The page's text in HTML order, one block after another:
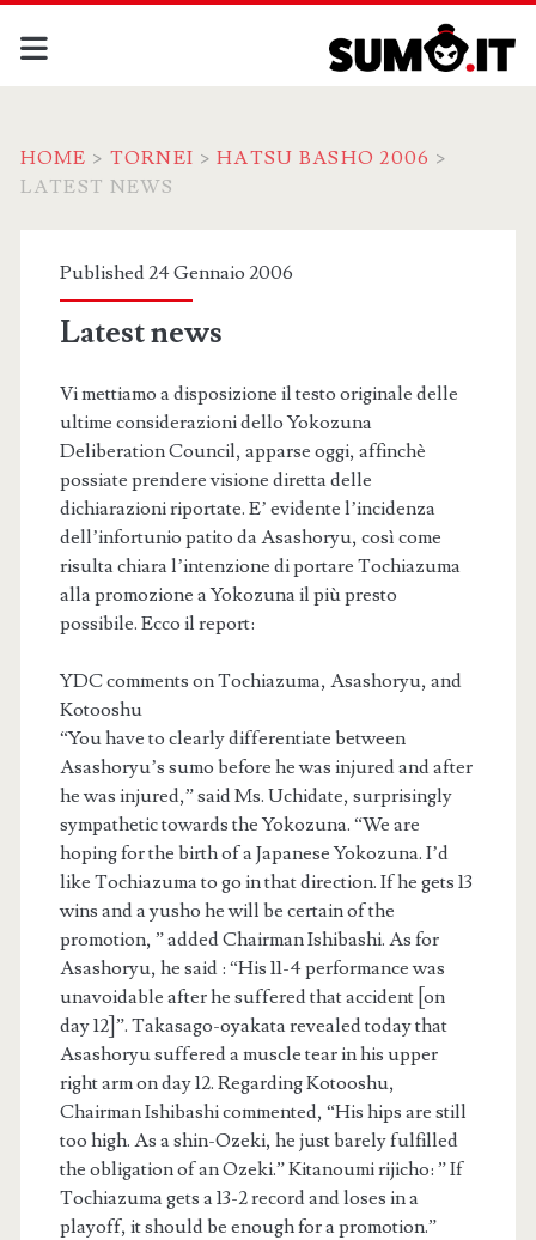
HOME > TORNEI >HATSU BASHO 2006 >
LATEST NEWS
Published 24 Gennaio 2006
Latest news
Vi mettiamo a disposizione il testo originale delle
ultime considerazioni dello Yokozuna
Deliberation Council, apparse oggi, affinchè
possiate prendere visione diretta delle
dichiarazioni riportate. E’ evidente l’incidenza
dell’infortunio patito da Asashoryu, così come
risulta chiara l’intenzione di portare Tochiazuma
alla promozione a Yokozuna il più presto
possibile. Ecco il report:
YDC comments on Tochiazuma, Asashoryu, and
Kotooshu
“You have to clearly differentiate between
Asashoryu’s sumo before he was injured and after
he was injured,” said Ms. Uchidate, surprisingly
sympathetic towards the Yokozuna. “We are
hoping for the birth of a Japanese Yokozuna. I’d
like Tochiazuma to go in that direction. If he gets 13
wins and a yusho he will be certain of the
promotion, ” added Chairman Ishibashi. As for
Asashoryu, he said : “His 11-4 performance was
unavoidable after he suffered that accident [on
day 12]”. Takasago-oyakata revealed today that
Asashoryu suffered a muscle tear in his upper
right arm on day 12. Regarding Kotooshu,
Chairman Ishibashi commented, “His hips are still
too high. As a shin-Ozeki, he just barely fulfilled
the obligation of an Ozeki.” Kitanoumi rijicho: ” If
Tochiazuma gets a 13-2 record and loses in a
playoff, it should be enough for a promotion.”